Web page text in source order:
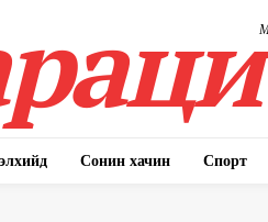
Сонин хачин Спорт